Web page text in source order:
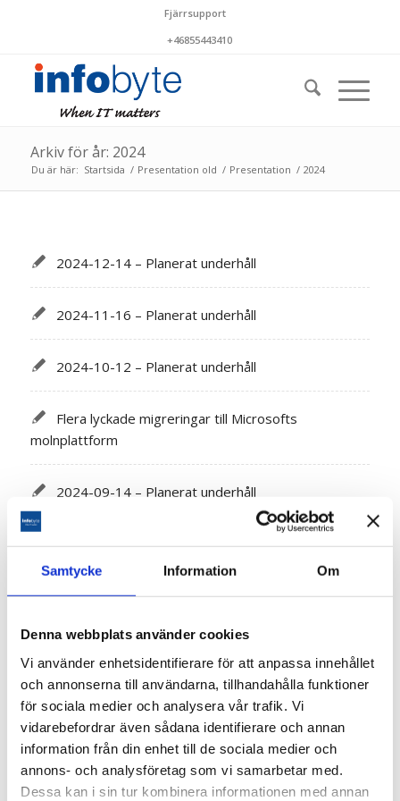
Samtycke Information Om
Denna webbplats använder cookies
Vi använder enhetsidentifierare för att anpassa innehållet
och annonserna till användarna, tillhandahålla funktioner
för sociala medier och analysera vår trafik. Vi
vidarebefordrar även sådana identifierare och annan
information från din enhet till de sociala medier och
annons- och analysföretag som vi samarbetar med.
Dessa kan i sin tur kombinera informationen med annan
Fjärrsupport
+46855443410
Arkiv för år: 2024
Du är här: Startsida / Presentation old / Presentation / 2024
2024-12-14 – Planerat underhåll
2024-11-16 – Planerat underhåll
2024-10-12 – Planerat underhåll
Flera lyckade migreringar till Microsofts
molnplattform
2024-09-14 – Planerat underhåll
2024-08-17 – Planerat underhåll
2024-07-13 – Planerat underhåll
2024-06-15 – Planerat underhåll
2024-05-17 [LÖST] Brandlarm i Södertälje –
Support stängd för tillfället kl 13:34 – Åter på plats
13:49
2024-05-17[LÖST] Brandlarm i Södertälje –